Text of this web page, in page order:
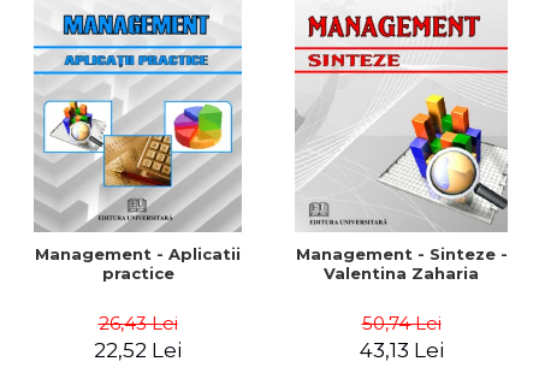
Management - Aplicatii
practice
26,43 Lei
22,52 Lei
Management - Sinteze -
Valentina Zaharia
50,74 Lei
43,13 Lei